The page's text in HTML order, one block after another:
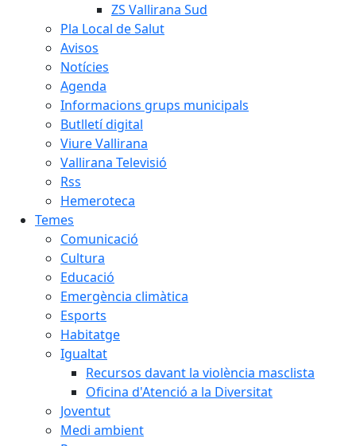
ZS Vallirana Sud
Pla Local de Salut
Avisos
Notícies
Agenda
Informacions grups municipals
Butlletí digital
Viure Vallirana
Vallirana Televisió
Rss
Hemeroteca
Temes
Comunicació
Cultura
Educació
Emergència climàtica
Esports
Habitatge
Igualtat
Recursos davant la violència masclista
Oficina d'Atenció a la Diversitat
Joventut
Medi ambient